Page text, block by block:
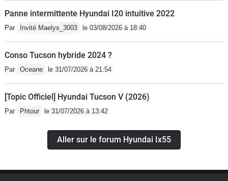
Panne intermittente Hyundai I20 intuitive 2022
Par Invité Maelys_3003 le 03/08/2026 à 18:40
Conso Tucson hybride 2024 ?
Par Oceane le 31/07/2026 à 21:54
[Topic Officiel] Hyundai Tucson V (2026)
Par Phtour le 31/07/2026 à 13:42
Aller sur le forum Hyundai Ix55